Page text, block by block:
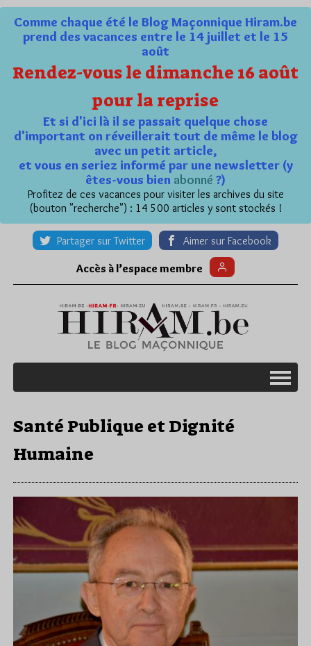
Comme chaque été le Blog Maçonnique Hiram.be
prend des vacances entre le 14 juillet et le 15
août
Rendez-vous le dimanche 16 août
pour la reprise
Et si d'ici là il se passait quelque chose
d'important on réveillerait tout de même le blog
avec un petit article,
et vous en seriez informé par une newsletter (y
êtes-vous bien abonné ?)
Profitez de ces vacances pour visiter les archives du site
(bouton "recherche") : 14 500 articles y sont stockés !
Partager sur Twitter Aimer sur Facebook
Accès à l’espace membre
Santé Publique et Dignité
Humaine